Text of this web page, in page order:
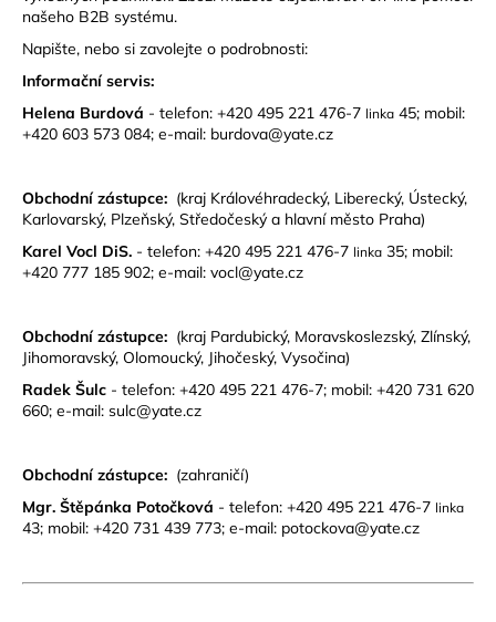
našeho B2B systému.
Napište, nebo si zavolejte o podrobnosti:
Informační servis:
Helena Burdová - telefon: +420 495 221 476-7 linka 45; mobil:
+420 603 573 084; e-mail: burdova@yate.cz
Obchodní zástupce: (kraj Královéhradecký, Liberecký, Ústecký,
Karlovarský, Plzeňský, Středočeský a hlavní město Praha)
Karel Vocl DiS. - telefon: +420 495 221 476-7 linka 35; mobil:
+420 777 185 902; e-mail: vocl@yate.cz
Obchodní zástupce: (kraj Pardubický, Moravskoslezský, Zlínský,
Jihomoravský, Olomoucký, Jihočeský, Vysočina)
Radek Šulc - telefon: +420 495 221 476-7; mobil: +420 731 620
660; e-mail: sulc@yate.cz
Obchodní zástupce: (zahraničí)
Mgr. Štěpánka Potočková - telefon: +420 495 221 476-7 linka
43; mobil: +420 731 439 773; e-mail: potockova@yate.cz